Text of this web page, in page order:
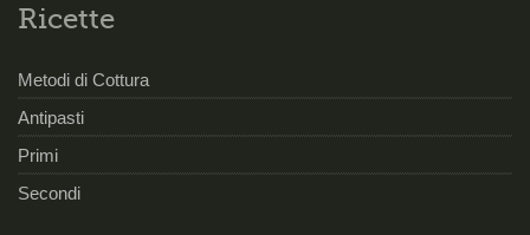
Ricette
Metodi di Cottura
Antipasti
Primi
Secondi